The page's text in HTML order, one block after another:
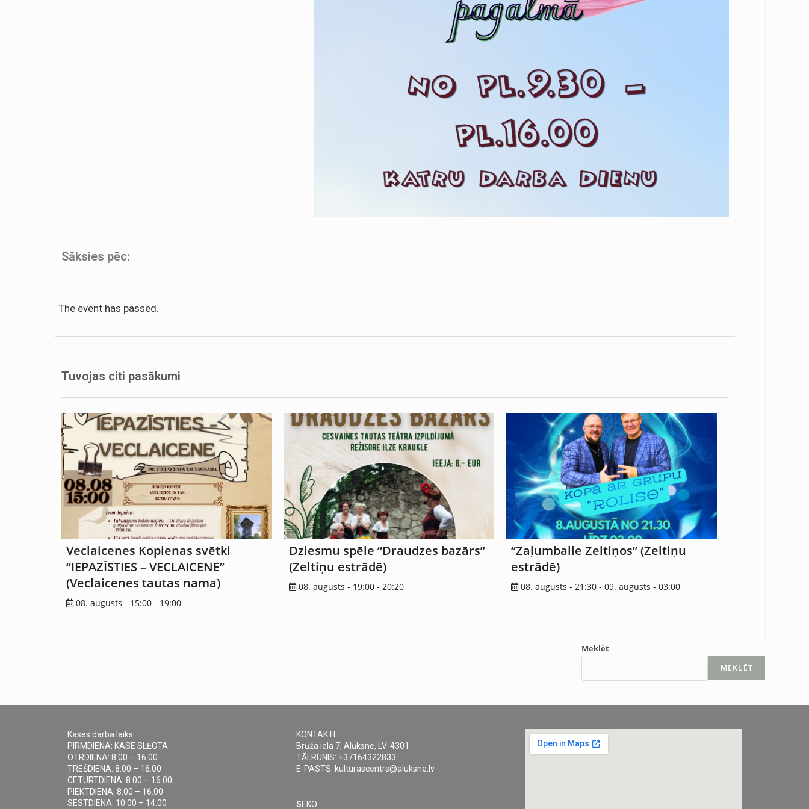
Sāksies pēc:
The event has passed.
Tuvojas citi pasākumi
Veclaicenes Kopienas svētki
“IEPAZĪSTIES – VECLAICENE”
(Veclaicenes tautas nama)
08. augusts - 15:00 - 19:00
Dziesmu spēle “Draudzes bazārs”
(Zeltiņu estrādē)
08. augusts - 19:00- 20:20
“Zaļumballe Zeltiņos” (Zeltiņu
estrādē)
08. augusts - 21:30 -09. augusts - 03:00
Meklēt
MEKLĒT
Kases darba laiks:
PIRMDIENA: KASE SLĒGTA
OTRDIENA: 8.00 – 16.00
TREŠDIENA: 8.00 – 16.00
CETURTDIENA: 8.00 – 16.00
PIEKTDIENA: 8.00 – 16.00
SESTDIENA: 10.00 – 14.00
KONTAKTI
Brūža iela 7, Alūksne, LV-4301
TĀLRUNIS: +37164322833
E-PASTS: kulturascentrs@aluksne.lv
SEKO